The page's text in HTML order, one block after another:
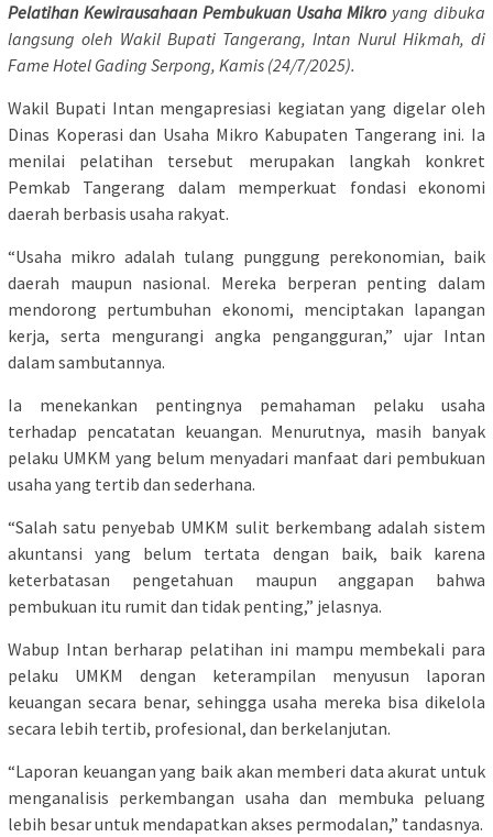
Pelatihan Kewirausahaan Pembukuan Usaha Mikroyang dibuka
langsung oleh Wakil Bupati Tangerang, Intan Nurul Hikmah, di
Fame Hotel Gading Serpong, Kamis (24/7/2025).
Wakil Bupati Intan mengapresiasi kegiatan yang digelar oleh
Dinas Koperasi dan Usaha Mikro Kabupaten Tangerang ini. Ia
menilai pelatihan tersebut merupakan langkah konkret
Pemkab Tangerang dalam memperkuat fondasi ekonomi
daerah berbasis usaha rakyat.
“Usaha mikro adalah tulang punggung perekonomian, baik
daerah maupun nasional. Mereka berperan penting dalam
mendorong pertumbuhan ekonomi, menciptakan lapangan
kerja, serta mengurangi angka pengangguran,” ujar Intan
dalam sambutannya.
Ia menekankan pentingnya pemahaman pelaku usaha
terhadap pencatatan keuangan. Menurutnya, masih banyak
pelaku UMKM yang belum menyadari manfaat dari pembukuan
usaha yang tertib dan sederhana.
“Salah satu penyebab UMKM sulit berkembang adalah sistem
akuntansi yang belum tertata dengan baik, baik karena
keterbatasan pengetahuan maupun anggapan bahwa
pembukuan itu rumit dan tidak penting,” jelasnya.
Wabup Intan berharap pelatihan ini mampu membekali para
pelaku UMKM dengan keterampilan menyusun laporan
keuangan secara benar, sehingga usaha mereka bisa dikelola
secara lebih tertib, profesional, dan berkelanjutan.
“Laporan keuangan yang baik akan memberi data akurat untuk
menganalisis perkembangan usaha dan membuka peluang
lebih besar untuk mendapatkan akses permodalan,” tandasnya.